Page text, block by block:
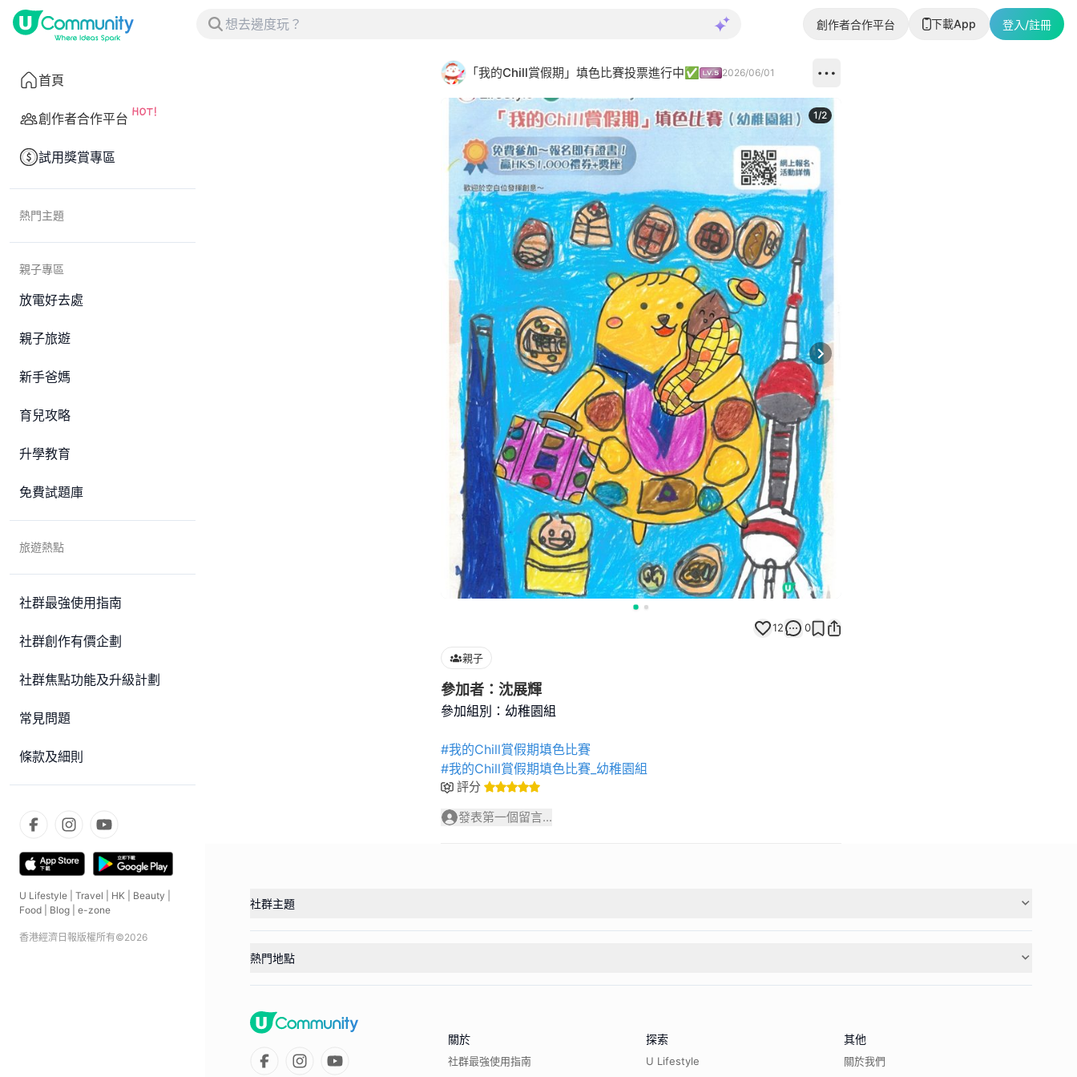
創作者合作平台 下載App 登入/註冊
首頁
創作者合作平台
試用獎賞專區
熱門主題
親子專區
放電好去處
親子旅遊
新手爸媽
育兒攻略
升學教育
免費試題庫
旅遊熱點
社群最強使用指南
社群創作有價企劃
社群焦點功能及升級計劃
常見問題
條款及細則
U Lifestyle Travel HK Beauty
Food
Blog e-zone
香港經濟日報版權所有©2026
「我的Chill賞假期」填色比賽投票進行中✅ 2026/06/01
Next slide
1/2
12 0
親子
參加者：沈展輝
參加組別：幼稚園組
#我的Chill賞假期填色比賽
#我的Chill賞假期填色比賽_幼稚園組
評分
發表第一個留言...
社群主題
熱門地點
關於
社群最強使用指南
探索
U Lifestyle
其他
關於我們